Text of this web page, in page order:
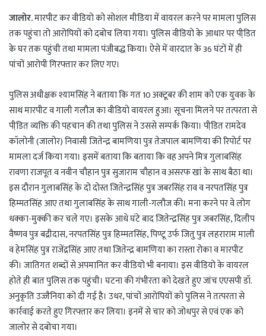
जालोर.मारपीट कर वीडियो को सोशल मीडिया में वायरल करने पर मामला पुलिस
तक पहुंचा तो आरोपियों को दबोच लिया गया। पुलिस वीडियो के आधार पर पीडि़त
के घर तक पहुंची तथा मामला पंजीबद्ध किया। ऐसे में वारदात के 36 घंटों में ही
पांचों आरोपी गिरफ्तार कर लिए गए।
पुलिस अधीक्षक श्यामसिंह ने बताया कि गत 10 अक्टूबर की शाम को एक युवक के
साथ मारपीट व गाली गलौज का वीडियो वायरल हुआ। सूचना मिलने पर तत्परता से
पीडि़त व्यक्ति की पहचान की तथा पुलिस ने उससे सम्पर्क किया। पीडि़त रामदेव
कॉलोनी (जालोर) निवासी जितेन्द्र बामणिया पुत्र तेजपाल बामणिया की रिपोर्ट पर
मामला दर्ज किया गया। इसमें बताया कि बताया कि वह अपने मित्र गुलाबसिंह
रावणा राजपूत व नवीन चौहान पुत्र सुजाराम चौहान व असरफ खां के साथ बैठा था।
इस दौरान गुलाबसिंह के दो दोस्त जितेन्द्रसिंह पुत्र जबरसिंह राव व नरपतसिंह पुत्र
हिम्मतसिंह आए तथा गुलाबसिंह के साथ गाली-गलौज की। मना करने पर वे लोग
धक्का-मुक्की कर चले गए। इसके आधे घंटे बाद जितेन्द्रसिंह पुत्र जबरसिंह, दिलीप
वैष्णव पुत्र बद्रीदास, नरपतसिंह पुत्र हिम्मतसिंह, पिण्टू उर्फ जितु पुत्र लहराराम माली
व हेमसिंह पुत्र राजेंद्रसिंह आए तथा जितेन्द्र बामणिया का रास्ता रोका व मारपीट
की। जातिगत शब्दों से अपमानित कर वीडियो भी बनाया। इस वीडियो के वायरल
होते ही बात पुलिस तक पहुंची। घटना की गंभीरता को देखते हुए जांच एएसपी डॉ.
अनुकृति उज्जैनिया को दी गई है। उधर, पांचों आरोपियों को पुलिस ने तत्परता से
कार्रवाई करते हुए गिरफ्तार कर लिया। इनमें से चार को जोधपुर से एवं एक को
जालोर से दबोचा गया।